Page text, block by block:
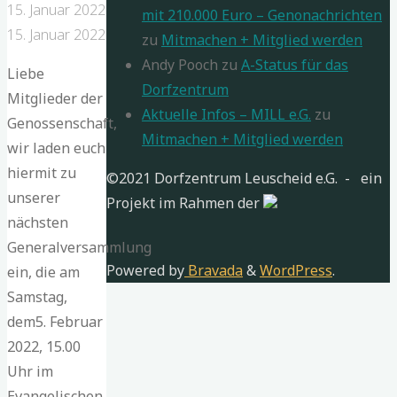
15. Januar 2022
15. Januar 2022
Liebe
Mitglieder der
Genossenschaft,
wir laden euch
hiermit zu
unserer
nächsten
Generalversammlung
ein, die am
Samstag,
dem5. Februar
2022, 15.00
Uhr im
mit 210.000 Euro – Genonachrichten
zu Mitmachen + Mitglied werden
Andy Pooch zu A-Status für das
Dorfzentrum
Aktuelle Infos – MILL e.G. zu
Mitmachen + Mitglied werden
©2021 Dorfzentrum Leuscheid e.G. - ein
Projekt im Rahmen der
Powered by Bravada&WordPress.